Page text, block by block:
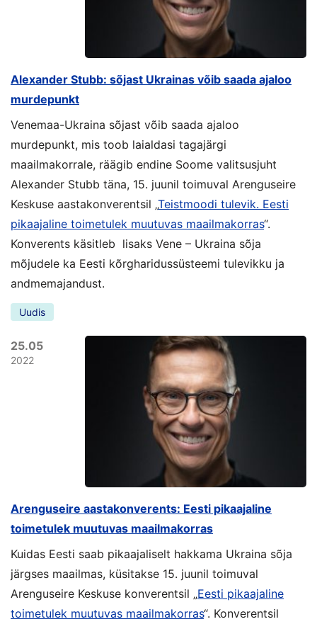
Alexander Stubb: sõjast Ukrainas võib saada ajaloo
murdepunkt
Venemaa-Ukraina sõjast võib saada ajaloo
murdepunkt, mis toob laialdasi tagajärgi
maailmakorrale, räägib endine Soome valitsusjuht
Alexander Stubb täna, 15. juunil toimuval Arenguseire
Keskuse aastakonverentsil „Teistmoodi tulevik. Eesti
pikaajaline toimetulek muutuvas maailmakorras“.
Konverents käsitleb lisaks Vene – Ukraina sõja
mõjudele ka Eesti kõrgharidussüsteemi tulevikku ja
andmemajandust.
Uudis
25.05
2022
Arenguseire aastakonverents: Eesti pikaajaline
toimetulek muutuvas maailmakorras
Kuidas Eesti saab pikaajaliselt hakkama Ukraina sõja
järgses maailmas, küsitakse 15. juunil toimuval
Arenguseire Keskuse konverentsil „Eesti pikaajaline
toimetulek muutuvas maailmakorras“. Konverentsil